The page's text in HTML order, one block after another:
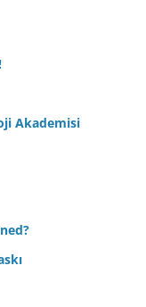
Akademisi